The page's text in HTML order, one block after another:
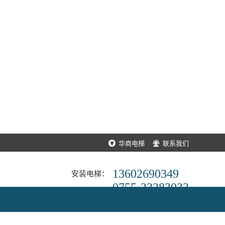
华商电梯 联系我们
安装电梯：
13602690349
0755-23283033